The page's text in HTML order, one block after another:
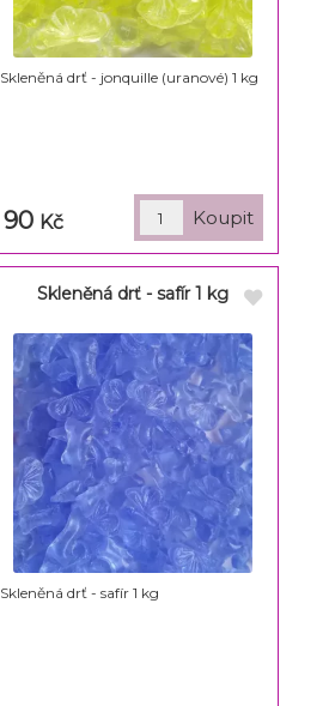
Skleněná drť - jonquille (uranové) 1 kg
90 Kč
Skleněná drť - safír 1 kg
Skleněná drť - safír 1 kg